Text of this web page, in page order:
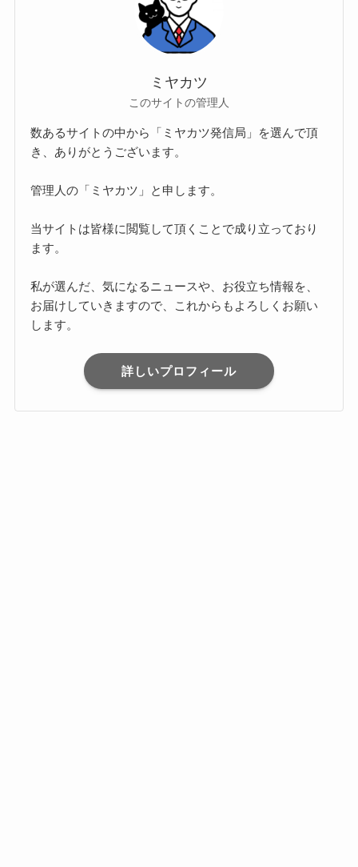
ミヤカツ
このサイトの管理人
数あるサイトの中から「ミヤカツ発信局」を選んで頂
き、ありがとうございます。
管理人の「ミヤカツ」と申します。
当サイトは皆様に閲覧して頂くことで成り立っており
ます。
私が選んだ、気になるニュースや、お役立ち情報を、
お届けしていきますので、これからもよろしくお願い
します。
詳しいプロフィール